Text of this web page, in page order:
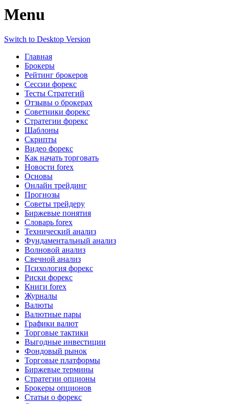
Menu
Switch to Desktop Version
Главная
Брокеры
Рейтинг брокеров
Сессии форекс
Тесты Стратегий
Отзывы о брокерах
Советники форекс
Стратегии форекс
Шаблоны
Скрипты
Видео форекс
Как начать торговать
Новости forex
Основы
Онлайн трейдинг
Прогнозы
Советы трейдеру
Биржевые понятия
Словарь forex
Технический анализ
Фундаментальный анализ
Волновой анализ
Свечной анализ
Психология форекс
Риски форекс
Книги forex
Журналы
Валюты
Валютные пары
Графики валют
Торговые тактики
Выгодные инвестиции
Фондовый рынок
Торговые платформы
Биржевые термины
Стратегии опционы
Брокеры опционов
Статьи о форекс